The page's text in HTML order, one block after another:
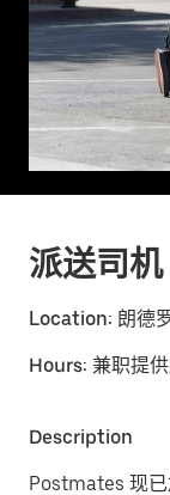
派送司机
Location: 朗德
Hours: 兼职提
Description
Postmates 现